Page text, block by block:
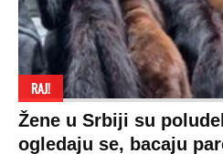
RAJ!
Žene u Srbiji su
ogledaju se, bacaju